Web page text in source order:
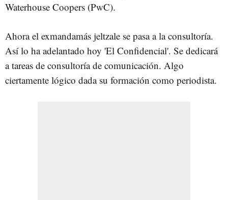
Waterhouse Coopers (PwC).
Ahora el exmandamás jeltzale se pasa a la consultoría.
Así lo ha adelantado hoy 'El Confidencial'. Se dedicará
a tareas de consultoría de comunicación. Algo
ciertamente lógico dada su formación como periodista.